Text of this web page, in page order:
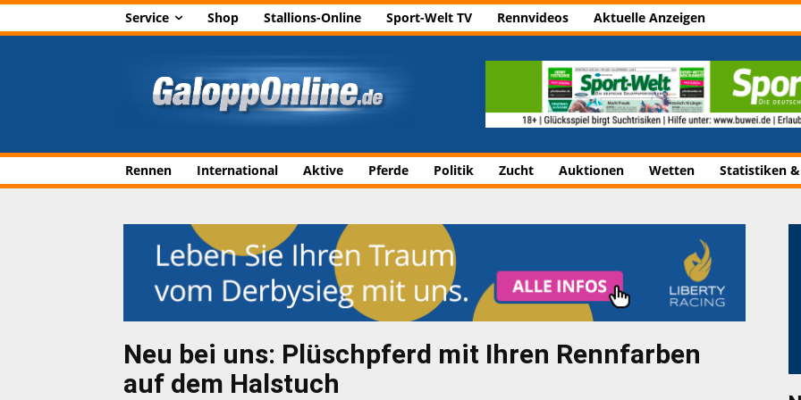
Service Shop Stallions-Online Sport-Welt TV Rennvideos Aktuelle Anzeigen
Rennen International Aktive Pferde Politik Zucht Auktionen Wetten Statistiken
Neu bei uns: Plüschpferd mit Ihren Rennfarben
auf dem Halstuch